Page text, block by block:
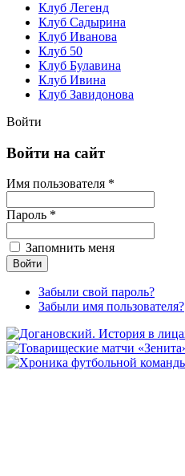
Клуб Легенд
Клуб Садырина
Клуб Иванова
Клуб 50
Клуб Булавина
Клуб Ивина
Клуб Завидонова
Войти
Войти на сайт
Имя пользователя *
Пароль *
Запомнить меня
Забыли свой пароль?
Забыли имя пользователя?